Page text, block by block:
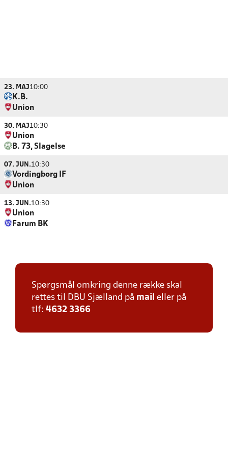
23. MAJ10:00
K.B.
Union
30. MAJ10:30
Union
B. 73, Slagelse
07. JUN.10:30
Vordingborg IF
Union
13. JUN.10:30
Union
Farum BK
Spørgsmål omkring denne række skal
rettes til DBU Sjælland på mail eller på
tlf: 4632 3366